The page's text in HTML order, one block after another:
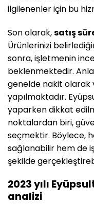
ilgilenenler için bu
Son olarak,satış
Ürünlerinizi
sonra, işletmenin
beklenmektedir.
genelde nakit
yapılmaktadır.
yaparken dikkat
noktalardan biri,
seçmektir. Böylece,
sağlanabilir hem de
şekilde
2023 yılı
analizi